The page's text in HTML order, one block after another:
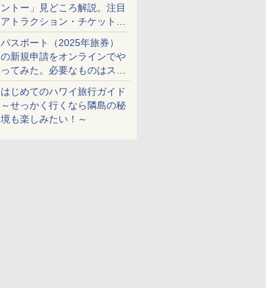
ントー」見どころ解説。注目
アトラクション・チケット手
配・来場前に必要な準備は？
パスポート（2025年旅券）
の新規申請をオンラインでや
ってみた。必要なものはスマ
ホとマイナカードのみ
はじめてのハワイ旅行ガイド
～せっかく行くなら隣島の秘
境も楽しみたい！～